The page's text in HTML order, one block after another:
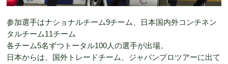
参加選手はナショナルチーム9チーム、日本国内外コンチネン
タルチーム11チーム
各チーム5名ずつトータル100人の選手が出場。
日本からは、国外トレードチーム、ジャパンプロツアーに出て